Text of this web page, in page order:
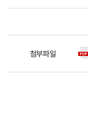
첨부파일